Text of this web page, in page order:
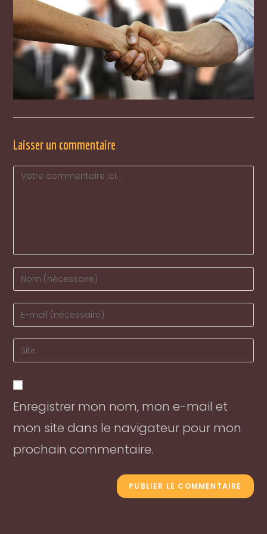
Laisser un commentaire
Comment
Enter
your
name
to
comment
Enter
your
email
address
comment
Enter
your
URL
(optional)
Enregistrer mon nom, mon e-mail et
mon site dans le navigateur pour mon
prochain commentaire.